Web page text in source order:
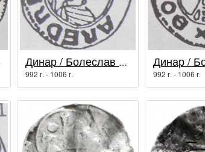
Динар / Болеслав I Храбрый
992 г. - 1006 г. 992 г. - 1006 г.